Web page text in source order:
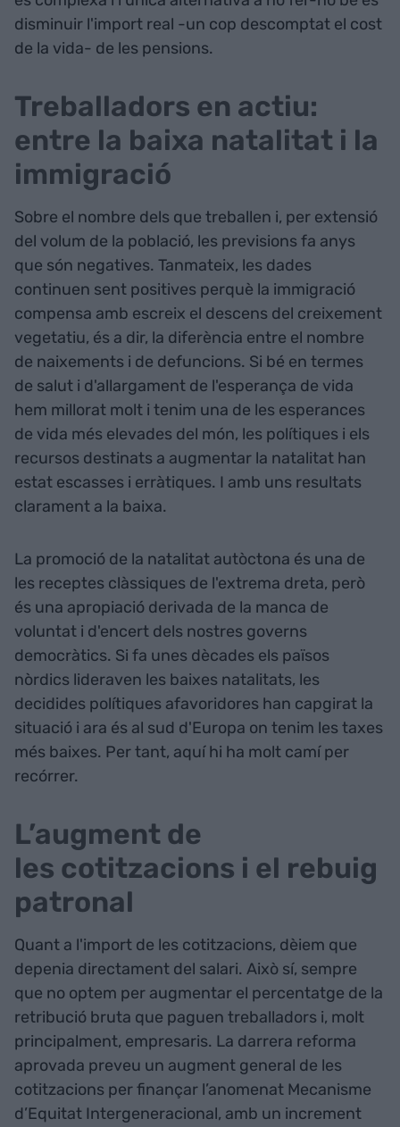
disminuir l'import real -un cop descomptat el cost
de la vida- de les pensions.
Treballadors en actiu:
entre la baixa natalitat i la
immigració
Sobre el nombre dels que treballen i, per extensió
del volum de la població, les previsions fa anys
que són negatives. Tanmateix, les dades
continuen sent positives perquè la immigració
compensa amb escreix el descens del creixement
vegetatiu, és a dir, la diferència entre el nombre
de naixements i de defuncions. Si bé en termes
de salut i d'allargament de l'esperança de vida
hem millorat molt i tenim una de les esperances
de vida més elevades del món, les polítiques i els
recursos destinats a augmentar la natalitat han
estat escasses i erràtiques. I amb uns resultats
clarament a la baixa.
La promoció de la natalitat autòctona és una de
les receptes clàssiques de l'extrema dreta, però
és una apropiació derivada de la manca de
voluntat i d'encert dels nostres governs
democràtics. Si fa unes dècades els països
nòrdics lideraven les baixes natalitats, les
decidides polítiques afavoridores han capgirat la
situació i ara és al sud d'Europa on tenim les taxes
més baixes. Per tant, aquí hi ha molt camí per
recórrer.
L’augment de
les cotitzacions i el rebuig
patronal
Quant a l'import de les cotitzacions, dèiem que
depenia directament del salari. Això sí, sempre
que no optem per augmentar el percentatge de la
retribució bruta que paguen treballadors i, molt
principalment, empresaris. La darrera reforma
aprovada preveu un augment general de les
cotitzacions per finançar l’anomenat Mecanisme
d’Equitat Intergeneracional, amb un increment